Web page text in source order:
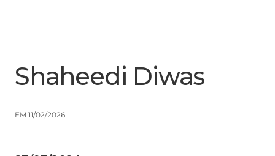
Shaheedi Diwas
EM 11/02/2026